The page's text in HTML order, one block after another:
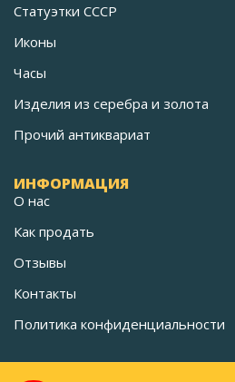
Статуэтки СССР
Иконы
Часы
Изделия из серебра и золота
Прочий антиквариат
ИНФОРМАЦИЯ
О нас
Как продать
Отзывы
Контакты
Политика конфиденциальности